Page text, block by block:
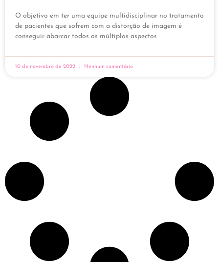
O objetivo em ter uma equipe multidisciplinar no tratamento
de pacientes que sofrem com a distorção de imagem é
conseguir abarcar todos os múltiplos aspectos
10 de novembro de 2022 Nenhum comentário